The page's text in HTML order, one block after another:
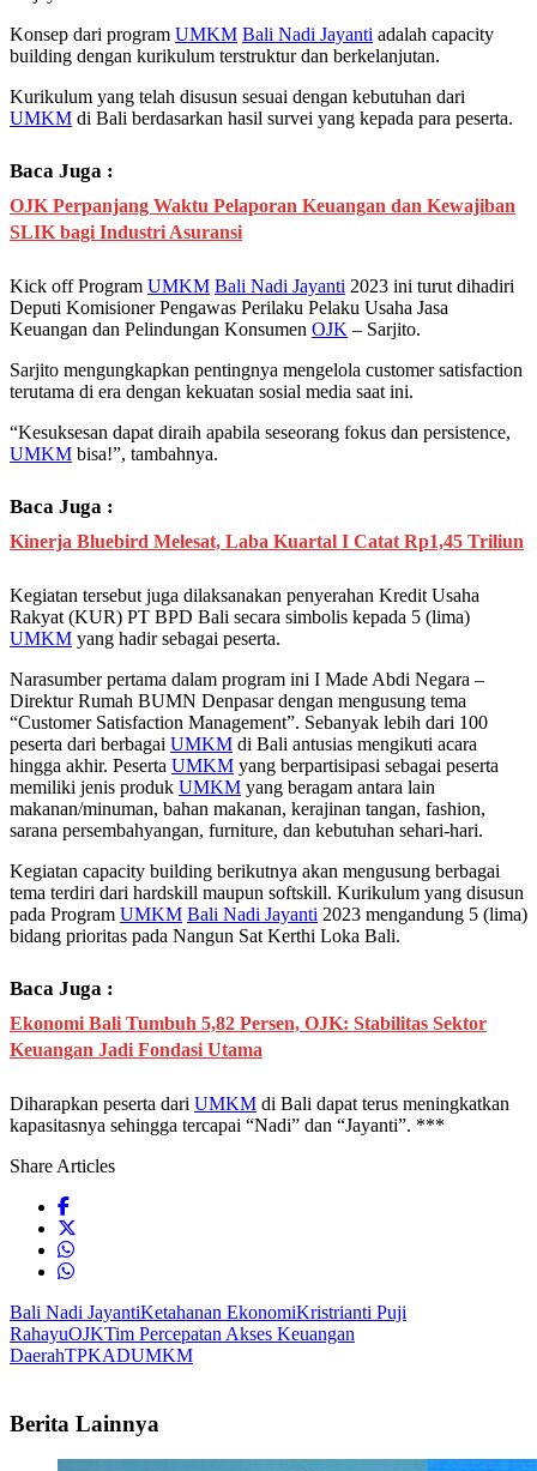
Konsep dari program UMKM Bali Nadi Jayanti adalah capacity
building dengan kurikulum terstruktur dan berkelanjutan.
Kurikulum yang telah disusun sesuai dengan kebutuhan dari
UMKM di Bali berdasarkan hasil survei yang kepada para peserta.
Baca Juga :
OJK Perpanjang Waktu Pelaporan Keuangan dan Kewajiban
SLIK bagi Industri Asuransi
Kick off Program UMKM Bali Nadi Jayanti 2023 ini turut dihadiri
Deputi Komisioner Pengawas Perilaku Pelaku Usaha Jasa
Keuangan dan Pelindungan Konsumen OJK – Sarjito.
Sarjito mengungkapkan pentingnya mengelola customer satisfaction
terutama di era dengan kekuatan sosial media saat ini.
“Kesuksesan dapat diraih apabila seseorang fokus dan persistence,
UMKM bisa!”, tambahnya.
Baca Juga :
Kinerja Bluebird Melesat, Laba Kuartal I Catat Rp1,45 Triliun
Kegiatan tersebut juga dilaksanakan penyerahan Kredit Usaha
Rakyat (KUR) PT BPD Bali secara simbolis kepada 5 (lima)
UMKM yang hadir sebagai peserta.
Narasumber pertama dalam program ini I Made Abdi Negara –
Direktur Rumah BUMN Denpasar dengan mengusung tema
“Customer Satisfaction Management”. Sebanyak lebih dari 100
peserta dari berbagai UMKM di Bali antusias mengikuti acara
hingga akhir. Peserta UMKM yang berpartisipasi sebagai peserta
memiliki jenis produk UMKM yang beragam antara lain
makanan/minuman, bahan makanan, kerajinan tangan, fashion,
sarana persembahyangan, furniture, dan kebutuhan sehari-hari.
Kegiatan capacity building berikutnya akan mengusung berbagai
tema terdiri dari hardskill maupun softskill. Kurikulum yang disusun
pada Program UMKM Bali Nadi Jayanti 2023 mengandung 5 (lima)
bidang prioritas pada Nangun Sat Kerthi Loka Bali.
Baca Juga :
Ekonomi Bali Tumbuh 5,82 Persen, OJK: Stabilitas Sektor
Keuangan Jadi Fondasi Utama
Diharapkan peserta dari UMKM di Bali dapat terus meningkatkan
kapasitasnya sehingga tercapai “Nadi” dan “Jayanti”. ***
Share Articles
Bali Nadi JayantiKetahanan EkonomiKristrianti Puji
RahayuOJKTim Percepatan Akses Keuangan
DaerahTPKADUMKM
Berita Lainnya